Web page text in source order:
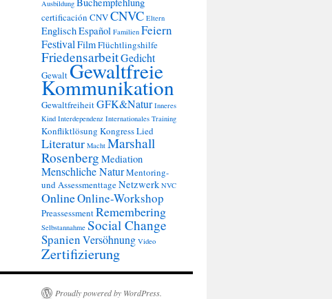
Ausbildung
certificación CNVCNVC Eltern
EnglischEspañol Familien Feiern
Festival FilmFlüchtlingshilfe
FriedensarbeitGedicht
Gewalt Gewaltfreie
Kommunikation
GewaltfreiheitGFK&Natur Inneres
Kind Interdependenz Internationales Training
Konfliktlösung KongressLied
Literatur Macht Marshall
Rosenberg Mediation
Menschliche NaturMentoring-
und AssessmenttageNetzwerk NVC
OnlineOnline-Workshop
PreassessmentRemembering
Selbstannahme Social Change
SpanienVersöhnung Video
Zertifizierung
Proudly powered by WordPress.